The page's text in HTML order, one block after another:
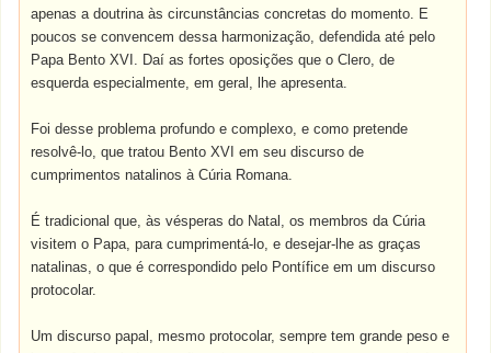
apenas a doutrina às circunstâncias concretas do momento. E
poucos se convencem dessa harmonização, defendida até pelo
Papa Bento XVI. Daí as fortes oposições que o Clero, de
esquerda especialmente, em geral, lhe apresenta.
Foi desse problema profundo e complexo, e como pretende
resolvê-lo, que tratou Bento XVI em seu discurso de
cumprimentos natalinos à Cúria Romana.
É tradicional que, às vésperas do Natal, os membros da Cúria
visitem o Papa, para cumprimentá-lo, e desejar-lhe as graças
natalinas, o que é correspondido pelo Pontífice em um discurso
protocolar.
Um discurso papal, mesmo protocolar, sempre tem grande peso e